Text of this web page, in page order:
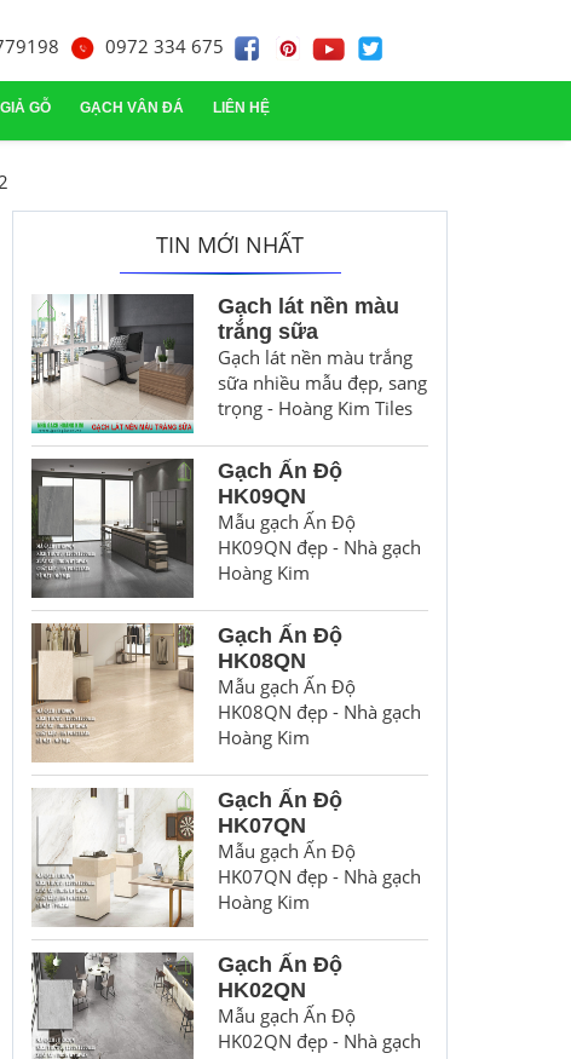
0972 334 675
GỖ GẠCH VÂN ĐÁ LIÊN HỆ
TIN MỚI NHẤT
Gạch lát nền màu
trắng sữa
Gạch lát nền màu trắng
sữa nhiều mẫu đẹp, sang
trọng - Hoàng Kim Tiles
Gạch Ấn Độ
HK09QN
Mẫu gạch Ấn Độ
HK09QN đẹp - Nhà gạch
Hoàng Kim
Gạch Ấn Độ
HK08QN
Mẫu gạch Ấn Độ
HK08QN đẹp - Nhà gạch
Hoàng Kim
Gạch Ấn Độ
HK07QN
Mẫu gạch Ấn Độ
HK07QN đẹp - Nhà gạch
Hoàng Kim
Gạch Ấn Độ
HK02QN
Mẫu gạch Ấn Độ
HK02QN đẹp - Nhà gạch